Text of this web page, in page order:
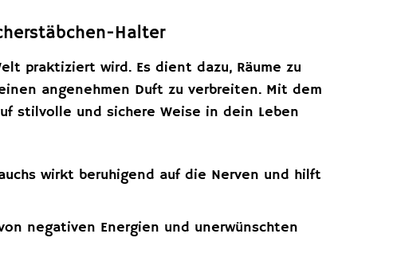
Halter
praktiziert wird. Es dient dazu, Räume zu
angenehmen Duft zu verbreiten. Mit dem
stilvolle und sichere Weise in dein Leben
wirkt beruhigend auf die Nerven und hilft
negativen Energien und unerwünschten